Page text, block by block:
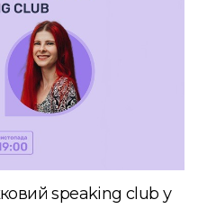
speaking club у